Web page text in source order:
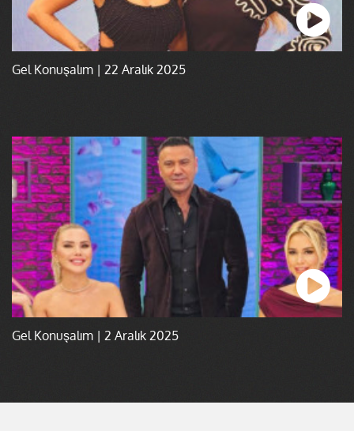
Gel Konuşalım | 22 Aralık 2025
Gel Konuşalım | 2 Aralık 2025